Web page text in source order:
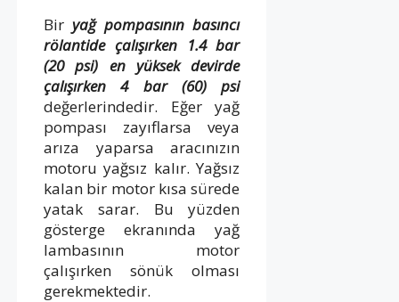
Biryağ pompasının basıncı
rölantide çalışırken 1.4 bar
(20 psi) en yüksek devirde
çalışırken 4 bar (60) psi
değerlerindedir. Eğer yağ
pompası zayıflarsa veya
arıza yaparsa aracınızın
motoru yağsız kalır. Yağsız
kalan bir motor kısa sürede
yatak sarar. Bu yüzden
gösterge ekranında yağ
lambasının motor
çalışırken sönük olması
gerekmektedir.